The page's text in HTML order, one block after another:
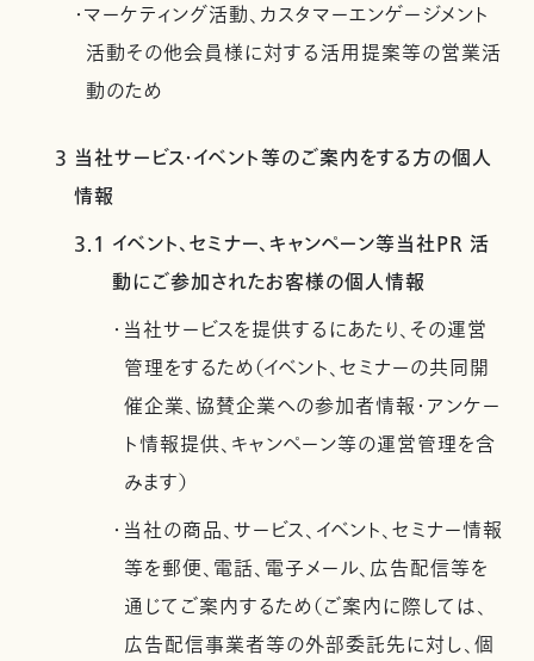
・マーケティング活動、カスタマーエンゲージメント
活動その他会員様に対する活用提案等の営業活
動のため
3 当社サービス・イベント等のご案内をする方の個人
情報
3.1 イベント、セミナー、キャンペーン等当社PR 活
動にご参加されたお客様の個人情報
・当社サービスを提供するにあたり、その運営
管理をするため（イベント、セミナーの共同開
催企業、協賛企業への参加者情報・アンケー
ト情報提供、キャンペーン等の運営管理を含
みます）
・当社の商品、サービス、イベント、セミナー情報
等を郵便、電話、電子メール、広告配信等を
通じてご案内するため（ご案内に際しては、
広告配信事業者等の外部委託先に対し、個